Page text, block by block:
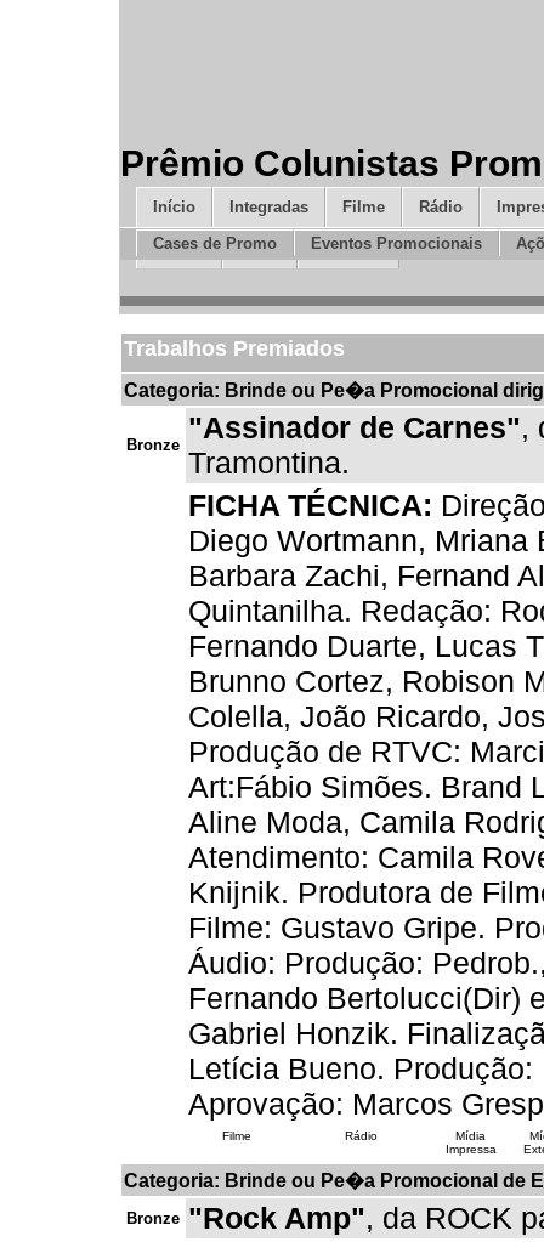
Prêmio Colunistas
Início Integradas Filme Rádio
Cases de Promo
Eventos Promocionais
Design Mídia Inovação
Trabalhos Premiados
Categoria: Brinde ou Pe�a Promocional
Bronze
"Assinador de Carnes",
Tramontina.
FICHA TÉCNICA:
Diego Wortmann,
Barbara Zachi, Fernand
Quintanilha. Redação:
Fernando Duarte, Lucas
Brunno Cortez, Robison
Colella, João Ricardo,
Produção de RTVC:
Art:Fábio Simões. Brand
Aline Moda, Camila
Atendimento: Camila
Knijnik. Produtora de
Filme: Gustavo Gripe.
Áudio: Produção:
Fernando Bertolucci(Dir)
Gabriel Honzik.
Letícia Bueno.
Aprovação: Marcos
Filme Rádio
Mídia
Impressa
Categoria: Brinde ou Pe�a Promocional de
Bronze "Rock Amp", da ROCK